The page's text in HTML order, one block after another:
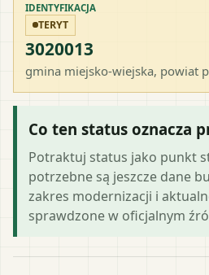
IDENTYFIKACJA
TERYT
3020013
gmina miejsko-wiejska, powiat
Co ten status oznacza
Potraktuj status jako punkt
potrzebne są jeszcze dane
zakres modernizacji i
sprawdzone w oficjalnym